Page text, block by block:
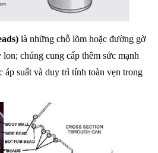
là những chỗ lõm hoặc đường gờ
chúng cung cấp thêm sức mạnh
áp suất và duy trì tính toàn vẹn trong